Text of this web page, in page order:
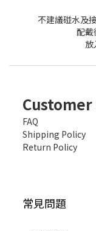
不建議碰水及
配戴
放
FAQ
Shipping Policy
Return Policy
常見問題